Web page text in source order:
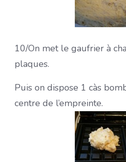
10/On met le gaufrier à
plaques.
Puis on dispose 1 càs
centre de l’empreinte.